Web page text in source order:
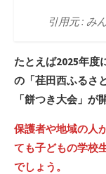
引用元 : み
たとえば2025年度
の「荏田西ふるさ
「餅つき大会」が
保護者や地域の人
ても子どもの学校
でしょう。